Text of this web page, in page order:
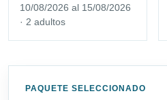
10/08/2026 al 15/08/2026
· 2 adultos
PAQUETE SELECCIONADO